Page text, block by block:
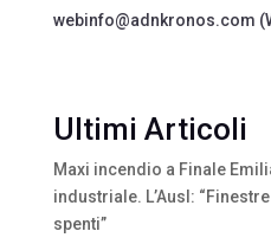
webinfo@adnkronos.com
Ultimi Articoli
Maxi incendio a Finale
industriale. L’Ausl:
spenti”